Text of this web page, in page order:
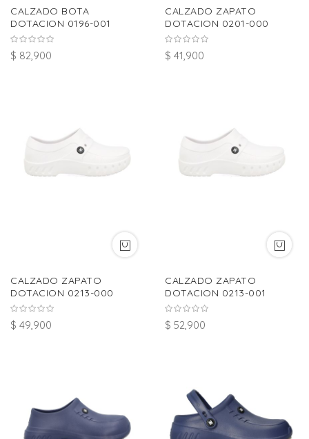
CALZADO BOTA
DOTACION 0196-001
$ 82,900
CALZADO ZAPATO
DOTACION 0201-000
$ 41,900
CALZADO ZAPATO
DOTACION 0213-000
$ 49,900
CALZADO ZAPATO
DOTACION 0213-001
$ 52,900